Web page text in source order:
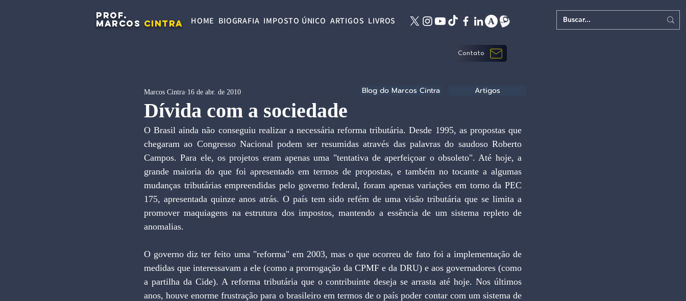
PROF.
MARCOS CINTRA HOME BIOGRAFIA IMPOSTO ÚNICO ARTIGOS LIVROS
Contato
Dívida com a sociedade
Marcos Cintra 16 de abr. de 2010
O Brasil ainda não conseguiu realizar a necessária reforma tributária. Desde 1995, as propostas que
chegaram ao Congresso Nacional podem ser resumidas através das palavras do saudoso Roberto
Campos. Para ele, os projetos eram apenas uma "tentativa de aperfeiçoar o obsoleto". Até hoje, a
grande maioria do que foi apresentado em termos de propostas, e também no tocante a algumas
mudanças tributárias empreendidas pelo governo federal, foram apenas variações em torno da PEC
175, apresentada quinze anos atrás. O país tem sido refém de uma visão tributária que se limita a
promover maquiagens na estrutura dos impostos, mantendo a essência de um sistema repleto de
anomalias.
O governo diz ter feito uma "reforma" em 2003, mas o que ocorreu de fato foi a implementação de
medidas que interessavam a ele (como a prorrogação da CPMF e da DRU) e aos governadores (como
a partilha da Cide). A reforma tributária que o contribuinte deseja se arrasta até hoje. Nos últimos
anos, houve enorme frustração para o brasileiro em termos de o país poder contar com um sistema de
Blog do Marcos Cintra Artigos